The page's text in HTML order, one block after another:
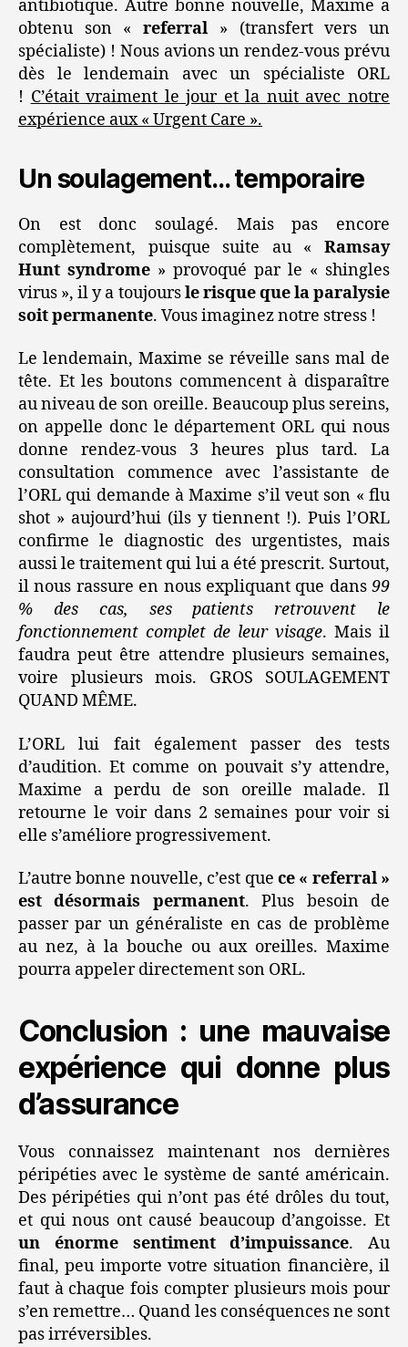
antibiotique. Autre bonne nouvelle, Maxime a
obtenu son «referral » (transfert vers un
spécialiste) ! Nous avions un rendez-vous prévu
dès le lendemain avec un spécialiste ORL
! C’était vraiment le jour et la nuit avec notre
expérience aux « Urgent Care ».
Un soulagement… temporaire
On est donc soulagé. Mais pas encore
complètement, puisque suite au « Ramsay
Hunt syndrome » provoqué par le « shingles
virus », il y a toujoursle risque que la paralysie
soit permanente. Vous imaginez notre stress !
Le lendemain, Maxime se réveille sans mal de
tête. Et les boutons commencent à disparaître
au niveau de son oreille. Beaucoup plus sereins,
on appelle donc le département ORL qui nous
donne rendez-vous 3 heures plus tard. La
consultation commence avec l’assistante de
l’ORL qui demande à Maxime s’il veut son « flu
shot » aujourd’hui (ils y tiennent !). Puis l’ORL
confirme le diagnostic des urgentistes, mais
aussi le traitement qui lui a été prescrit. Surtout,
il nous rassure en nous expliquant que dans 99
% des cas, ses patients retrouvent le
fonctionnement complet de leur visage. Mais il
faudra peut être attendre plusieurs semaines,
voire plusieurs mois. GROS SOULAGEMENT
QUAND MÊME.
L’ORL lui fait également passer des tests
d’audition. Et comme on pouvait s’y attendre,
Maxime a perdu de son oreille malade. Il
retourne le voir dans 2 semaines pour voir si
elle s’améliore progressivement.
L’autre bonne nouvelle, c’est que ce « referral »
est désormais permanent. Plus besoin de
passer par un généraliste en cas de problème
au nez, à la bouche ou aux oreilles. Maxime
pourra appeler directement son ORL.
Conclusion : une mauvaise
expérience qui donne plus
d’assurance
Vous connaissez maintenant nos dernières
péripéties avec le système de santé américain.
Des péripéties qui n’ont pas été drôles du tout,
et qui nous ont causé beaucoup d’angoisse. Et
un énorme sentiment d’impuissance. Au
final, peu importe votre situation financière, il
faut à chaque fois compter plusieurs mois pour
s’en remettre… Quand les conséquences ne sont
pas irréversibles.